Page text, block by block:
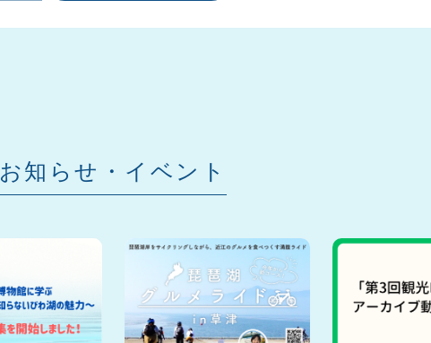
お知らせ・イベント